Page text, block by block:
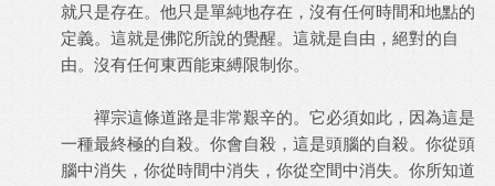
就只是存在。他只是單純地存在，沒有任何時間和地點的
定義。這就是佛陀所說的覺醒。這就是自由，絕對的自
由。沒有任何東西能束縛限制你。
禪宗這條道路是非常艱辛的。它必須如此，因為這是
一種最終極的自殺。你會自殺，這是頭腦的自殺。你從頭
腦中消失，你從時間中消失，你從空間中消失。你所知道